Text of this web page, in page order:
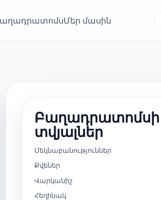
Մեր մասին
Բաղադրատոմսի
տվյալներ
Մեկնաբանություններ
Քվեներ
Վարկանիշ
Հեղինակ